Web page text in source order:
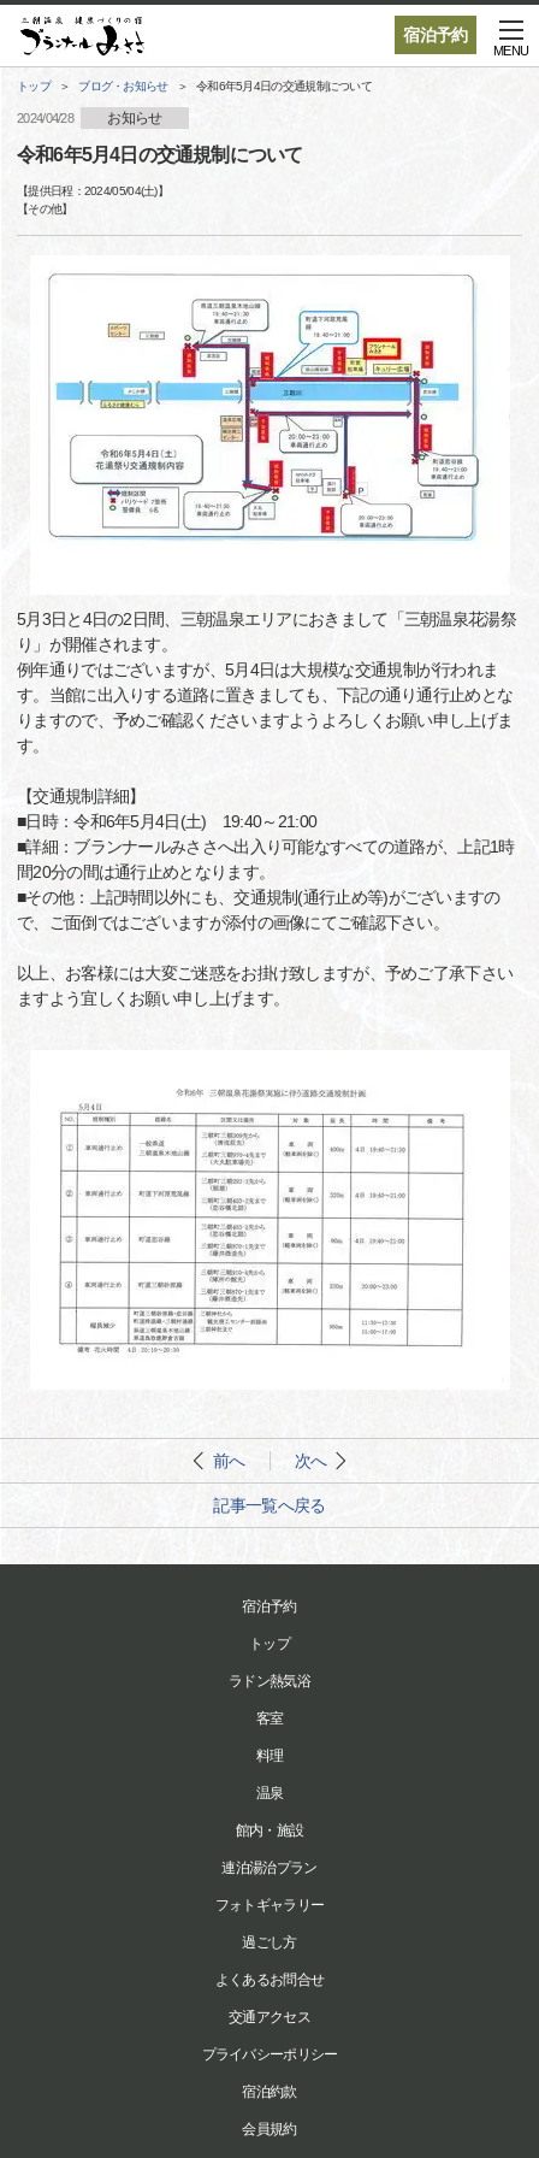
宿泊予約
MENU
トップ ブログ・お知らせ 令和6年5月4日の交通規制について
2024/04/28 お知らせ
令和6年5月4日の交通規制について
【提供日程： 2024/05/04(土)】
【その他】
5月3日と4日の2日間、三朝温泉エリアにおきまして「三朝温泉花湯祭
り」が開催されます。
例年通りではございますが、5月4日は大規模な交通規制が行われま
す。当館に出入りする道路に置きましても、下記の通り通行止めとな
りますので、予めご確認くださいますようよろしくお願い申し上げま
す。
【交通規制詳細】
■日時：令和6年5月4日(土) 19:40～21:00
■詳細：ブランナールみささへ出入り可能なすべての道路が、上記1時
間20分の間は通行止めとなります。
■その他：上記時間以外にも、交通規制(通行止め等)がございますの
で、ご面倒ではございますが添付の画像にてご確認下さい。
以上、お客様には大変ご迷惑をお掛け致しますが、予めご了承下さい
ますよう宜しくお願い申し上げます。
前へ 次へ
記事一覧へ戻る
宿泊予約
トップ
ラドン熱気浴
客室
料理
温泉
館内・施設
連泊湯治プラン
フォトギャラリー
過ごし方
よくあるお問合せ
交通アクセス
プライバシーポリシー
宿泊約款
会員規約